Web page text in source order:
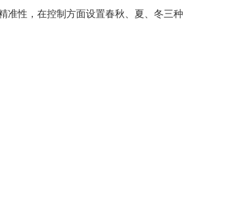
准性，在控制方面设置春秋、夏、冬三种